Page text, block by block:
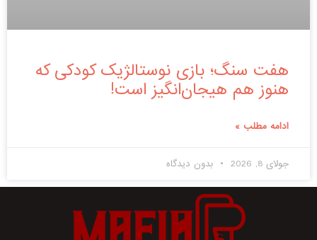
هفت سنگ؛ بازی نوستالژیک کودکی که
هنوز هم هیجان‌انگیز است!
ادامه مطلب »
جولای 8, 2026 بدون دیدگاه